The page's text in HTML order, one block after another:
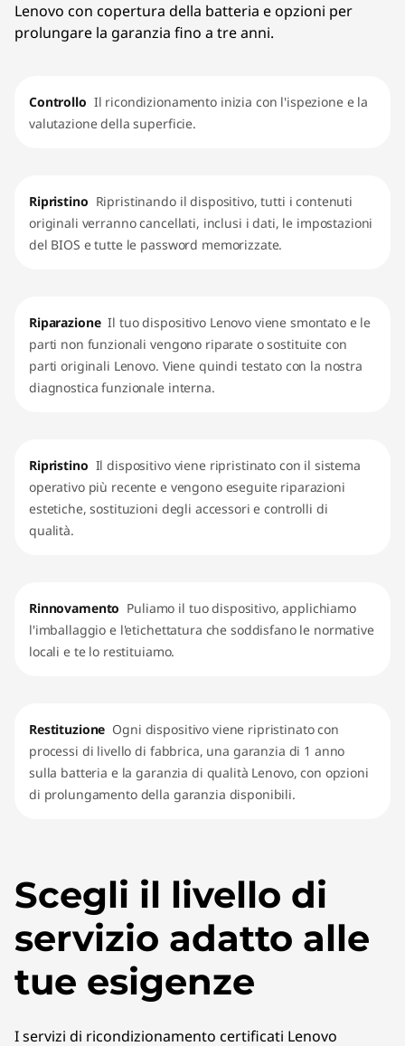
Lenovo con copertura della batteria e opzioni per
prolungare la garanzia fino a tre anni.
Controllo Il ricondizionamento inizia con l'ispezione e la
valutazione della superficie.
Ripristino Ripristinando il dispositivo, tutti i contenuti
originali verranno cancellati, inclusi i dati, le impostazioni
del BIOS e tutte le password memorizzate.
Riparazione Il tuo dispositivo Lenovo viene smontato e le
parti non funzionali vengono riparate o sostituite con
parti originali Lenovo. Viene quindi testato con la nostra
diagnostica funzionale interna.
Ripristino Il dispositivo viene ripristinato con il sistema
operativo più recente e vengono eseguite riparazioni
estetiche, sostituzioni degli accessori e controlli di
qualità.
Rinnovamento Puliamo il tuo dispositivo, applichiamo
l'imballaggio e l'etichettatura che soddisfano le normative
locali e te lo restituiamo.
Restituzione Ogni dispositivo viene ripristinato con
processi di livello di fabbrica, una garanzia di 1 anno
sulla batteria e la garanzia di qualità Lenovo, con opzioni
di prolungamento della garanzia disponibili.
Scegli il livello di
servizio adatto alle
tue esigenze
I servizi di ricondizionamento certificati Lenovo